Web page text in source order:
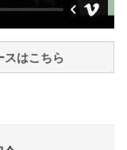
スはこちら